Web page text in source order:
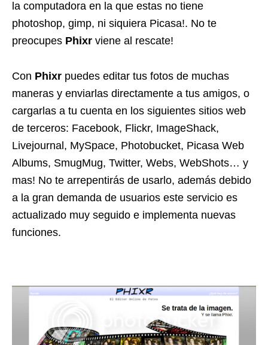
la computadora en la que estas no tiene
photoshop, gimp, ni siquiera Picasa!. No te
preocupes Phixr viene al rescate!
Con Phixr puedes editar tus fotos de muchas
maneras y enviarlas directamente a tus amigos, o
cargarlas a tu cuenta en los siguientes sitios web
de terceros: Facebook, Flickr, ImageShack,
Livejournal, MySpace, Photobucket, Picasa Web
Albums, SmugMug, Twitter, Webs, WebShots… y
mas! No te arrepentirás de usarlo, además debido
a la gran demanda de usuarios este servicio es
actualizado muy seguido e implementa nuevas
funciones.